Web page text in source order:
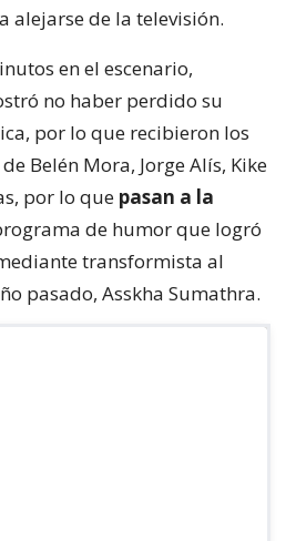
alejarse de la televisión.
en el escenario,
no haber perdido su
por lo que recibieron los
Belén Mora, Jorge Alís, Kike
por lo que pasan a la
de humor que logró
transformista al
pasado, Asskha Sumathra.